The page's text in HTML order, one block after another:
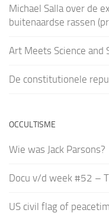
Michael Salla over de
buitenaardse rassen
Art Meets Science and
De constitutionele
OCCULTISME
Wie was Jack Parsons?
Docu v/d week #52 –
US civil flag of